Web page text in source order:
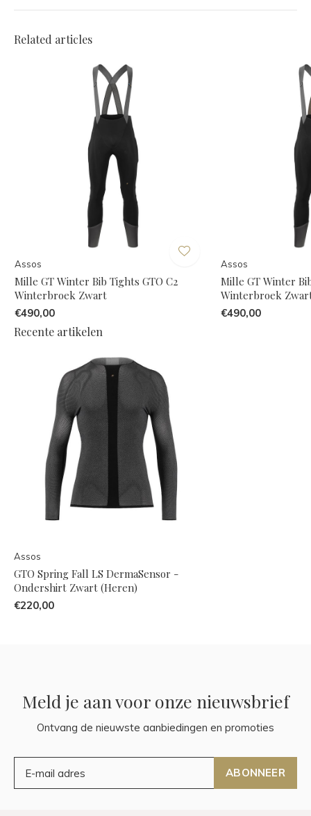
Related articles
Assos
Mille GT Winter Bib Tights GTO C2
Winterbroek Zwart
€490,00
Assos
Mille GT Winter
Winterbroek
€490,00
Recente artikelen
Assos
GTO Spring Fall LS DermaSensor -
Ondershirt Zwart (Heren)
€220,00
Meld je aan voor onze nieuwsbrief
Ontvang de nieuwste aanbiedingen en promoties
ABONNEER